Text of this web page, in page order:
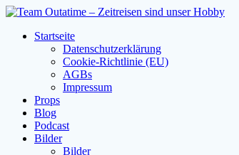
Zum
springenStartseite
Datenschutzerklärung
Cookie-Richtlinie (EU)
AGBs
Impressum
Props
Blog
Podcast
Bilder
Bilder